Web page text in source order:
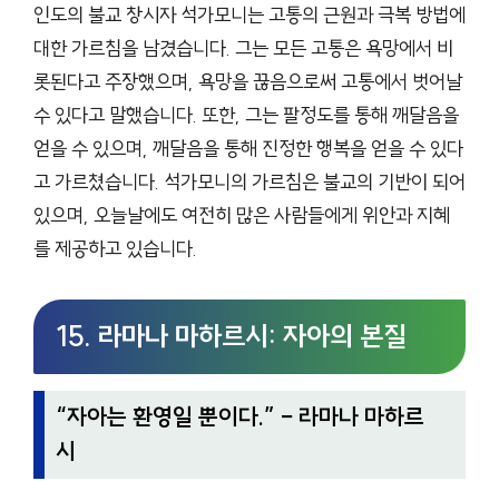
인도의 불교 창시자 석가모니는 고통의 근원과 극복 방법에
대한 가르침을 남겼습니다. 그는 모든 고통은 욕망에서 비
롯된다고 주장했으며, 욕망을 끊음으로써 고통에서 벗어날
수 있다고 말했습니다. 또한, 그는 팔정도를 통해 깨달음을
얻을 수 있으며, 깨달음을 통해 진정한 행복을 얻을 수 있다
고 가르쳤습니다. 석가모니의 가르침은 불교의 기반이 되어
있으며, 오늘날에도 여전히 많은 사람들에게 위안과 지혜
를 제공하고 있습니다.
15. 라마나 마하르시: 자아의 본질
“자아는 환영일 뿐이다.” – 라마나 마하르
시